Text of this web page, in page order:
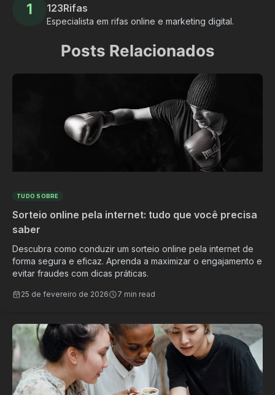
1 123Rifas
Especialista em rifas online e marketing digital.
Posts Relacionados
TUDO SOBRE
Sorteio online pela internet: tudo que você precisa
saber
Descubra como conduzir um sorteio online pela internet de
forma segura e eficaz. Aprenda a maximizar o engajamento e
evitar fraudes com dicas práticas.
25 de fevereiro de 2026 7 min read